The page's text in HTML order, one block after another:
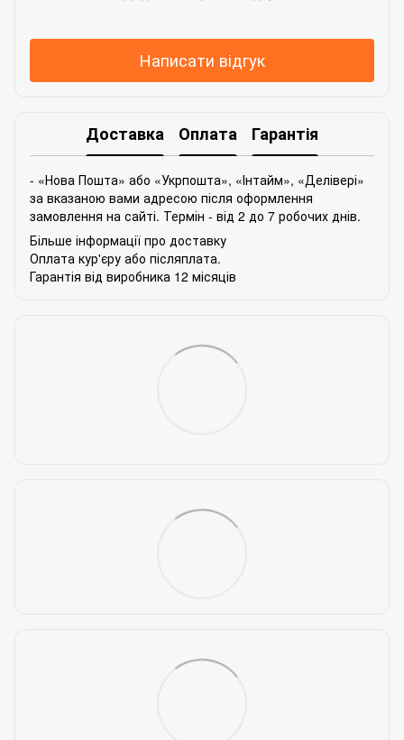
Написати відгук
Доставка Оплата Гарантія
- «Нова Пошта» або «Укрпошта», «Інтайм», «Делівері»
за вказаною вами адресою після оформлення
замовлення на сайті. Термін - від 2 до 7 робочих днів.
Більше інформації про доставку
Оплата кур'єру або післяплата.
Гарантія від виробника 12 місяців